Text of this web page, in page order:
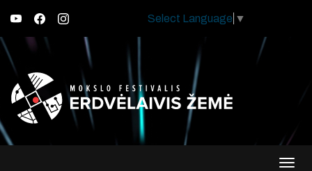
Select Language ▼